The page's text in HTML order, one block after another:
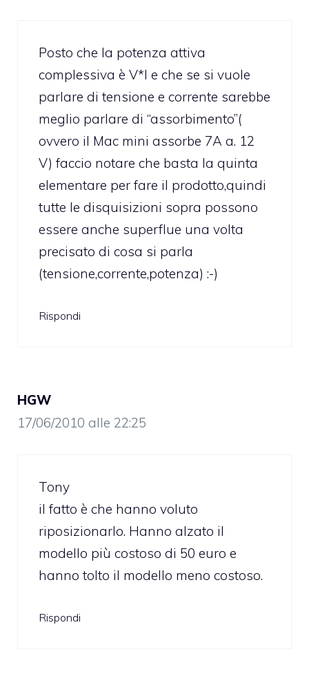
Posto che la potenza attiva
complessiva è V*I e che se si vuole
parlare di tensione e corrente sarebbe
meglio parlare di “assorbimento”(
ovvero il Mac mini assorbe 7A a. 12
V) faccio notare che basta la quinta
elementare per fare il prodotto,quindi
tutte le disquisizioni sopra possono
essere anche superflue una volta
precisato di cosa si parla
(tensione,corrente,potenza) :-)
Rispondi
HGW
17/06/2010 alle 22:25
Tony
il fatto è che hanno voluto
riposizionarlo. Hanno alzato il
modello più costoso di 50 euro e
hanno tolto il modello meno costoso.
Rispondi